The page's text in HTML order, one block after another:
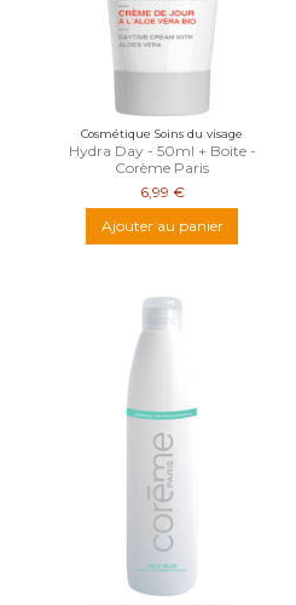
Cosmétique Soins du visage
Hydra Day - 50ml + Boite -
Corème Paris
6,99 €
Ajouter au panier